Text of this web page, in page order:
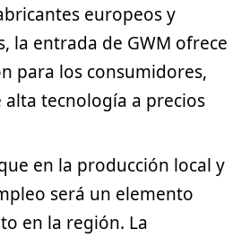
europeos y
la entrada de GWM ofrece
para los consumidores,
alta tecnología a precios
en la producción local y
será un elemento
en la región. La